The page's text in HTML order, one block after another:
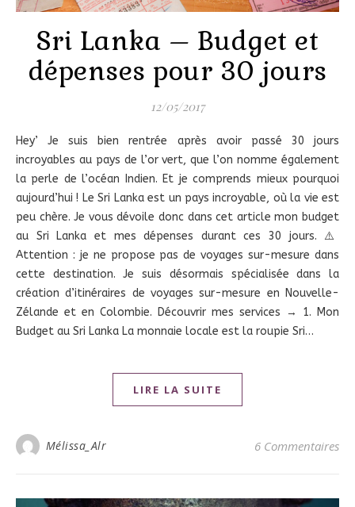
Sri Lanka – Budget et
dépenses pour 30 jours
12/05/2017
Hey’ Je suis bien rentrée après avoir passé 30 jours
incroyables au pays de l’or vert, que l’on nomme également
la perle de l’océan Indien. Et je comprends mieux pourquoi
aujourd’hui ! Le Sri Lanka est un pays incroyable, où la vie est
peu chère. Je vous dévoile donc dans cet article mon budget
au Sri Lanka et mes dépenses durant ces 30 jours. ⚠️
Attention : je ne propose pas de voyages sur-mesure dans
cette destination. Je suis désormais spécialisée dans la
création d’itinéraires de voyages sur-mesure en Nouvelle-
Zélande et en Colombie. Découvrir mes services → 1. Mon
Budget au Sri Lanka La monnaie locale est la roupie Sri…
LIRE LA SUITE
Mélissa_Alr 6 Commentaires